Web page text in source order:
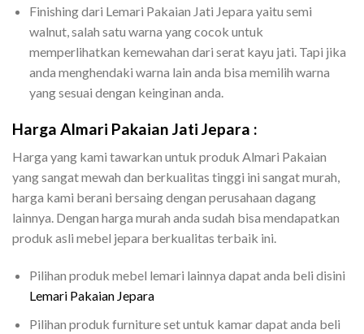
Finishing dari Lemari Pakaian Jati Jepara yaitu semi
walnut, salah satu warna yang cocok untuk
memperlihatkan kemewahan dari serat kayu jati. Tapi jika
anda menghendaki warna lain anda bisa memilih warna
yang sesuai dengan keinginan anda.
Harga Almari Pakaian Jati Jepara :
Harga yang kami tawarkan untuk produk Almari Pakaian
yang sangat mewah dan berkualitas tinggi ini sangat murah,
harga kami berani bersaing dengan perusahaan dagang
lainnya. Dengan harga murah anda sudah bisa mendapatkan
produk asli mebel jepara berkualitas terbaik ini.
Pilihan produk mebel lemari lainnya dapat anda beli disini
Lemari Pakaian Jepara
Pilihan produk furniture set untuk kamar dapat anda beli